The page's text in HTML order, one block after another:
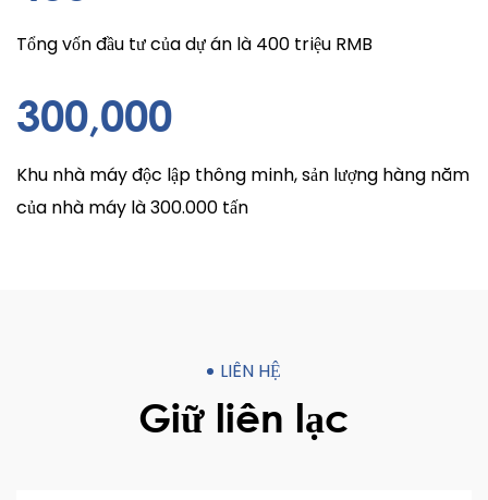
Tổng vốn đầu tư của dự án là 400 triệu RMB
300,000
Khu nhà máy độc lập thông minh, sản lượng hàng năm
của nhà máy là 300.000 tấn
LIÊN HỆ
Giữ liên lạc